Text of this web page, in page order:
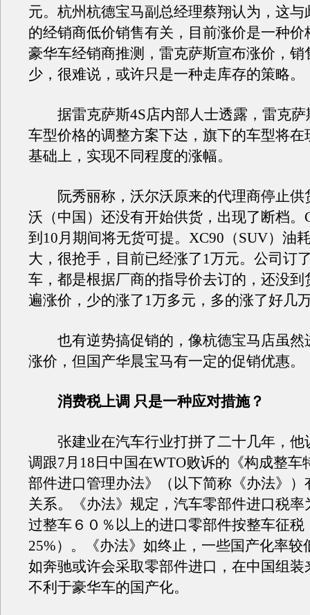
元。杭州杭德宝马副总经理蔡翔认为，这与
的经销商低价销售有关，目前涨价是一种价
豪华车经销商推测，雷克萨斯宣布涨价，销
少，很难说，或许只是一种走库存的策略。
据雷克萨斯4S店内部人士透露，雷克萨
车型价格的调整方案下达，旗下的车型将在
基础上，实现不同程度的涨幅。
阮秀丽称，沃尔沃原来的代理商停止供
沃（中国）还没有开始供货，出现了断档。
到10月期间将无货可提。XC90（SUV）油
大，很抢手，目前已经涨了1万元。公司订
车，都是根据厂商的指导价去订的，还没到
遍涨价，少的涨了1万多元，多的涨了好几
也有逆势搞促销的，像杭德宝马店虽然
涨价，但国产华晨宝马有一定的促销优惠。
消费税上调 只是一种应对措施？
张建业在汽车行业打拼了二十几年，他
调跟7月18日中国在WTO败诉的《构成整车
部件进口管理办法》（以下简称《办法》）
关系。《办法》规定，汽车零部件进口税率
过整车６０％以上的进口零部件按整车征税
25%）。《办法》如终止，一些国产化率较
如奔驰或许会采取零部件进口，在中国组装
不利于豪华车的国产化。